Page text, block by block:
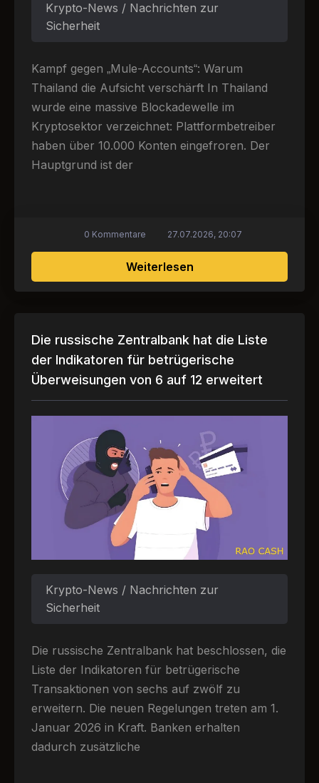
Krypto-News / Nachrichten zur
Sicherheit
Kampf gegen „Mule-Accounts“: Warum
Thailand die Aufsicht verschärft In Thailand
wurde eine massive Blockadewelle im
Kryptosektor verzeichnet: Plattformbetreiber
haben über 10.000 Konten eingefroren. Der
Hauptgrund ist der
Weiterlesenüber Thailändische
0 Kommentare 27.07.2026, 20:07
Die russische Zentralbank hat die Liste
der Indikatoren für betrügerische
Überweisungen von 6 auf 12 erweitert
Krypto-News / Nachrichten zur
Sicherheit
Die russische Zentralbank hat beschlossen, die
Liste der Indikatoren für betrügerische
Transaktionen von sechs auf zwölf zu
erweitern. Die neuen Regelungen treten am 1.
Januar 2026 in Kraft. Banken erhalten
dadurch zusätzliche